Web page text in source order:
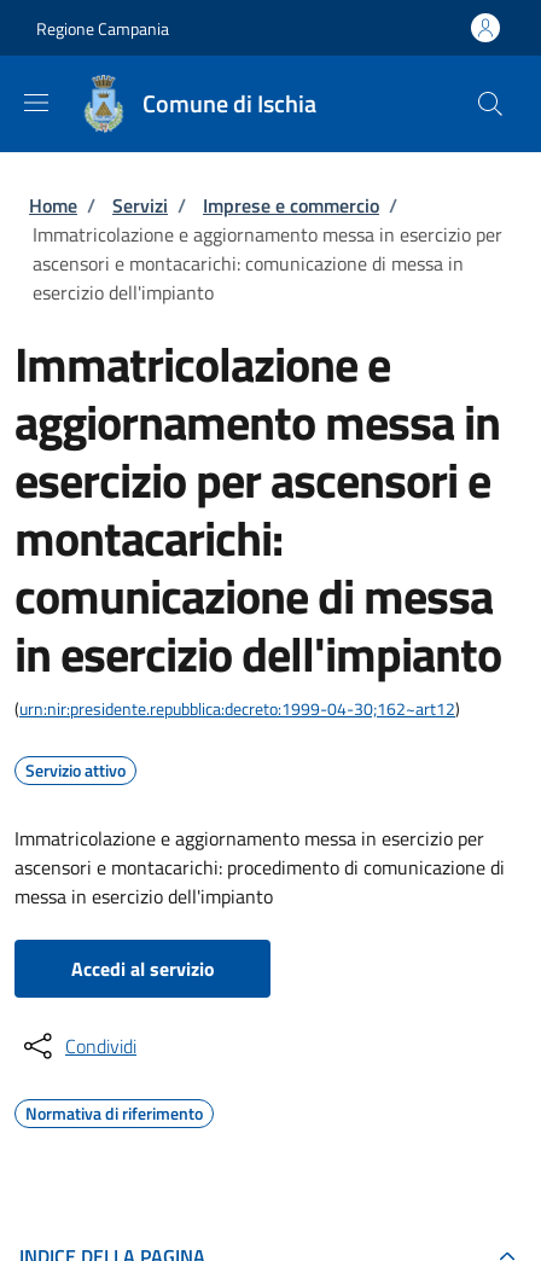
Regione Campania
Comune di Ischia
Briciole di pane
Home / Servizi / Imprese e commercio /
Immatricolazione e aggiornamento messa in esercizio per
ascensori e montacarichi: comunicazione di messa in
esercizio dell'impianto
Immatricolazione e
aggiornamento messa in
esercizio per ascensori e
montacarichi:
comunicazione di messa
in esercizio dell'impianto
(urn:nir:presidente.repubblica:decreto:1999-04-30;162~art12)
Servizio attivo
Immatricolazione e aggiornamento messa in esercizio per
ascensori e montacarichi: procedimento di comunicazione di
messa in esercizio dell'impianto
Accedi al servizio
Condividi
Normativa di riferimento